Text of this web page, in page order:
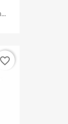
favorite_border